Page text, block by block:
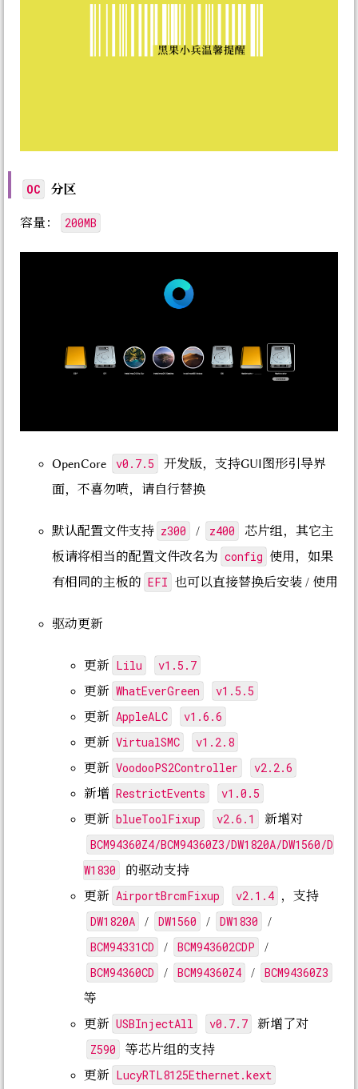
OC 分区
容量： 200MB
OpenCore v0.7.5
开发版，支持GUI图形引导界
面，不喜勿喷，请自行替换
默认配置文件支持 z300 / z400
芯片组，其它主
板请将相当的配置文件改名为 config 使用，如果
有相同的主板的 EFI 也可以直接替换后安装 / 使用
驱动更新
更新 Lilu v1.5.7
更新 WhatEverGreen v1.5.5
更新 AppleALC v1.6.6
更新 VirtualSMC v1.2.8
更新 VoodooPS2Controller v2.2.6
新增 RestrictEvents v1.0.5
更新 blueToolFixup v2.6.1 新增对
BCM94360Z4/BCM94360Z3/DW1820A/DW1560/D
W1830
的驱动支持
更新 AirportBrcmFixup v2.1.4 ，支持
DW1820A / DW1560 / DW1830 /
BCM94331CD / BCM943602CDP /
BCM94360CD / BCM94360Z4 / BCM94360Z3
等
更新 USBInjectAll v0.7.7 新增了对
Z590
等芯片组的支持
更新 LucyRTL8125Ethernet.kext